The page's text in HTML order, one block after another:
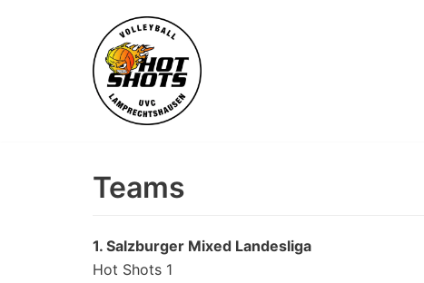
Teams
1. Salzburger Mixed Landesliga
Hot Shots 1